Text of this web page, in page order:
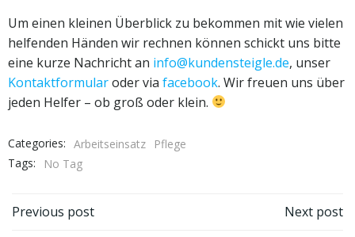
Um einen kleinen Überblick zu bekommen mit wie vielen
helfenden Händen wir rechnen können schickt uns bitte
eine kurze Nachricht an info@kundensteigle.de, unser
Kontaktformularoder via facebook. Wir freuen uns über
jeden Helfer – ob groß oder klein.
Categories: Arbeitseinsatz
Pflege
Tags:
No Tag
Post
Previous post Next post